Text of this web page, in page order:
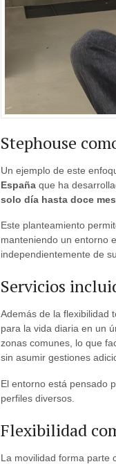
Stephouse
Un ejemplo de este
España que ha
solo día hasta doce
Este planteamiento
manteniendo un entorno
independientemente de
Servicios
Además de la flexibilidad
para la vida diaria en un
zonas comunes, lo que
sin asumir gestiones
El entorno está pensado
perfiles diversos.
Flexibilidad
La movilidad forma parte